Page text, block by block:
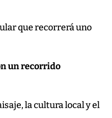
que recorrerá uno
un recorrido
la cultura local y el